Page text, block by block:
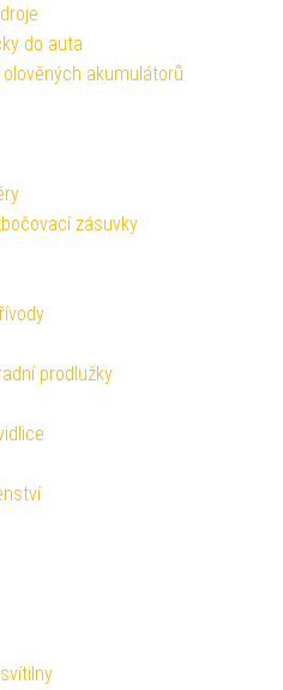
do auta
akumulátorů
zásuvky
prodlužky